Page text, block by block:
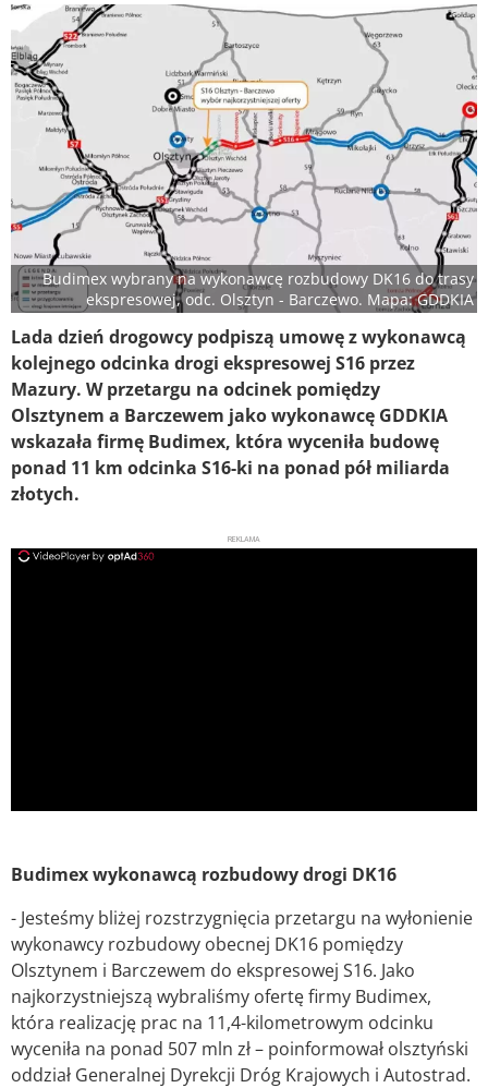
Budimex wybrany na wykonawcę rozbudowy DK16 do trasy
ekspresowej, odc. Olsztyn - Barczewo. Mapa: GDDKIA
Lada dzień drogowcy podpiszą umowę z wykonawcą
kolejnego odcinka drogi ekspresowej S16 przez
Mazury. W przetargu na odcinek pomiędzy
Olsztynem a Barczewem jako wykonawcę GDDKIA
wskazała firmę Budimex, która wyceniła budowę
ponad 11 km odcinka S16-ki na ponad pół miliarda
złotych.
REKLAMA
Budimex wykonawcą rozbudowy drogi DK16
- Jesteśmy bliżej rozstrzygnięcia przetargu na wyłonienie
wykonawcy rozbudowy obecnej DK16 pomiędzy
Olsztynem i Barczewem do ekspresowej S16. Jako
najkorzystniejszą wybraliśmy ofertę firmy Budimex,
która realizację prac na 11,4-kilometrowym odcinku
wyceniła na ponad 507 mln zł – poinformował olsztyński
oddział Generalnej Dyrekcji Dróg Krajowych i Autostrad.